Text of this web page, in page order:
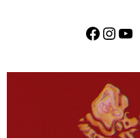
Facebook InstagramYouTube